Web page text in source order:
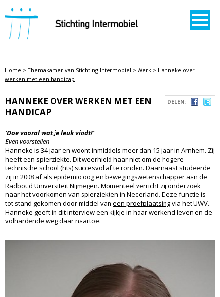
STICHTING INTERMOBIEL
Home > Themakamer van Stichting Intermobiel > Werk > Hanneke over
werken met een handicap
DELEN:
HANNEKE OVER WERKEN MET EEN
HANDICAP
’Doe vooral wat je leuk vindt!’
Even voorstellen
Hanneke is 34 jaar en woont inmiddels meer dan 15 jaar in Arnhem. Zij
heeft een spierziekte. Dit weerhield haar niet om de hogere
technische school (hts) succesvol af te ronden. Daarnaast studeerde
zij in 2008 af als epidemioloog en bewegingswetenschapper aan de
Radboud Universiteit Nijmegen. Momenteel verricht zij onderzoek
naar het voorkomen van spierziekten in Nederland. Deze functie is
tot stand gekomen door middel van een proefplaatsingvia het UWV.
Hanneke geeft in dit interview een kijkje in haar werkend leven en de
volhardende weg daar naartoe.